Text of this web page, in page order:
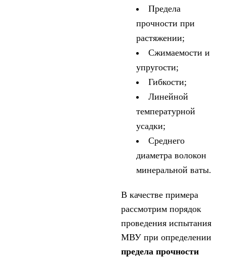
Предела
прочности при
растяжении;
Сжимаемости и
упругости;
Гибкости;
Линейной
температурной
усадки;
Среднего
диаметра волокон
минеральной ваты.
В качестве примера
рассмотрим порядок
проведения испытания
МВУ при определении
предела прочности